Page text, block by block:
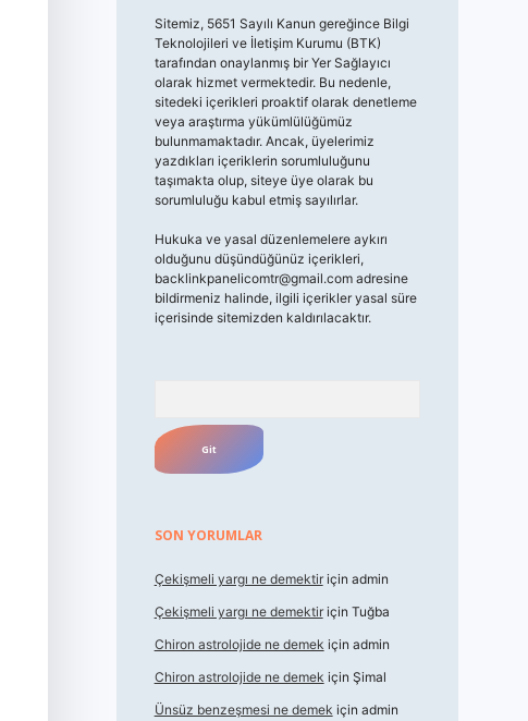
Sitemiz, 5651 Sayılı Kanun gereğince Bilgi
Teknolojileri ve İletişim Kurumu (BTK)
tarafından onaylanmış bir Yer Sağlayıcı
olarak hizmet vermektedir. Bu nedenle,
sitedeki içerikleri proaktif olarak denetleme
veya araştırma yükümlülüğümüz
bulunmamaktadır. Ancak, üyelerimiz
yazdıkları içeriklerin sorumluluğunu
taşımakta olup, siteye üye olarak bu
sorumluluğu kabul etmiş sayılırlar.
Hukuka ve yasal düzenlemelere aykırı
olduğunu düşündüğünüz içerikleri,
backlinkpanelicomtr@gmail.comadresine
bildirmeniz halinde, ilgili içerikler yasal süre
içerisinde sitemizden kaldırılacaktır.
SON YORUMLAR
Çekişmeli yargı ne demektiriçin admin
Çekişmeli yargı ne demektiriçin Tuğba
Chiron astrolojide ne demek için admin
Chiron astrolojide ne demek için Şimal
Ünsüz benzeşmesi ne demek için admin